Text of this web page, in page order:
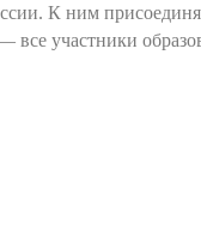
К ним
все участники